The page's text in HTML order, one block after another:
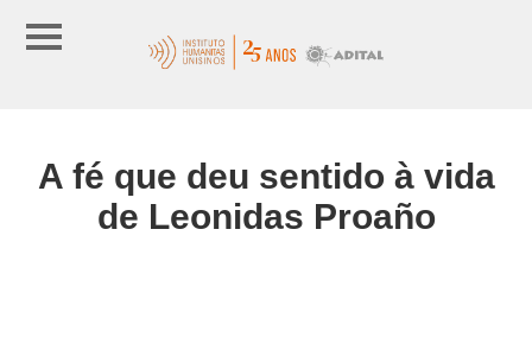
A fé que deu sentido à vida
de Leonidas Proaño